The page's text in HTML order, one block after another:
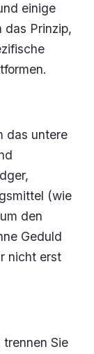
einige
das Prinzip,
das untere
(wie
den
Geduld
nicht erst
Sie